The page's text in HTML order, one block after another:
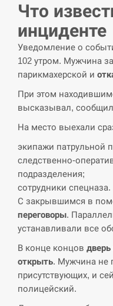
У Румунії
збільшення
СЕРПЕНЬ
13:53
дронов Украины
СЕРПЕНЬ
13:40
Біля
виявили дрон,
СЕРПЕНЬ
“Они должны
ответили, как
СЕРПЕНЬ
13:10
Тайвань
навчання на тлі
Что
инциденте
Уведомление о
102 утром. Мужчина
парикмахерской и
При этом
высказывал,
На место выехали
экипажи патрульной
следственно-
подразделения;
сотрудники спецназа.
С закрывшимся в
переговоры.
устанавливали все
В конце концов
открыть. Мужчина не
присутствующих, и
полицейский.